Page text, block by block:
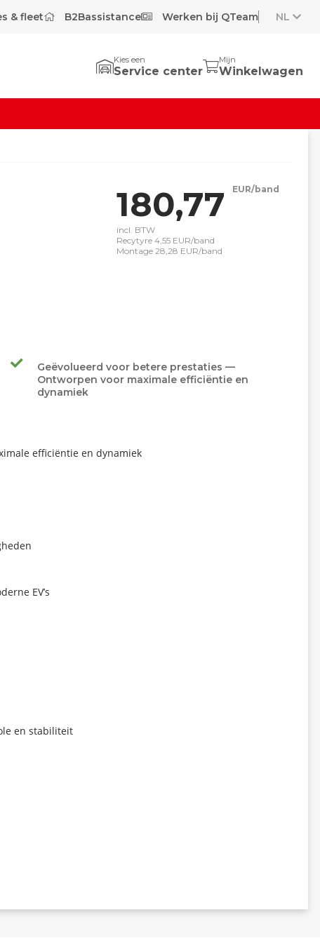
& fleet B2Bassistance Werken bij QTeam NL
Kies een
Service center
Mijn
Winkelwagen
180,77 EUR/band
incl. BTW
Recytyre 4,55 EUR/band
Montage 28,28 EUR/band
Geëvolueerd voor betere prestaties —
Ontworpen voor maximale efficiëntie en
dynamiek
efficiëntie en dynamiek
EV’s
en stabiliteit